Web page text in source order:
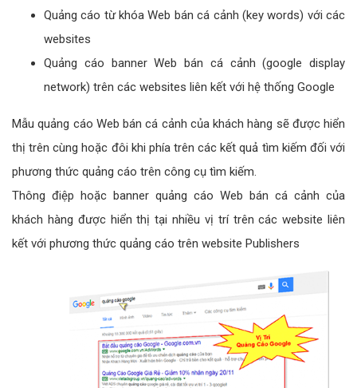
Quảng cáo từ khóa Web bán cá cảnh (key words) với các
websites
Quảng cáo banner Web bán cá cảnh (google display
network) trên các websites liên kết với hệ thống Google
Mẫu quảng cáo Web bán cá cảnh của khách hàng sẽ được hiển
thị trên cùng hoặc đôi khi phía trên các kết quả tìm kiếm đối với
phương thức quảng cáo trên công cụ tìm kiếm.
Thông điệp hoặc banner quảng cáo Web bán cá cảnh của
khách hàng được hiển thị tại nhiều vị trí trên các website liên
kết với phương thức quảng cáo trên website Publishers